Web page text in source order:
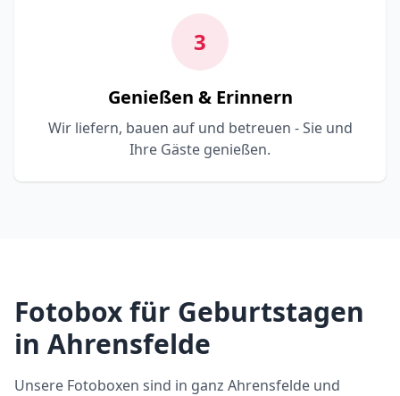
3
Genießen & Erinnern
Wir liefern, bauen auf und betreuen - Sie und
Ihre Gäste genießen.
Fotobox für Geburtstagen
in Ahrensfelde
Unsere Fotoboxen sind in ganz Ahrensfelde und